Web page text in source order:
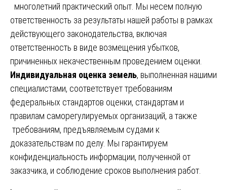
многолетний практический опыт. Мы несем полную
ответственность за результаты нашей работы в рамках
действующего законодательства, включая
ответственность в виде возмещения убытков,
причиненных некачественным проведением оценки.
Индивидуальная оценка земель, выполненная нашими
специалистами, соответствует требованиям
федеральных стандартов оценки, стандартам и
правилам саморегулируемых организаций, а также
требованиям, предъявляемым судами к
доказательствам по делу. Мы гарантируем
конфиденциальность информации, полученной от
заказчика, и соблюдение сроков выполнения работ.